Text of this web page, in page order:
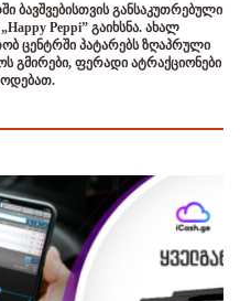
ბავშვებისთვის განსაკუთრებული
Peppi” გაიხსნა. ახალ
ცენტრში პატარებს ზღაპრული
გმირები, ფერადი ატრაქციონები